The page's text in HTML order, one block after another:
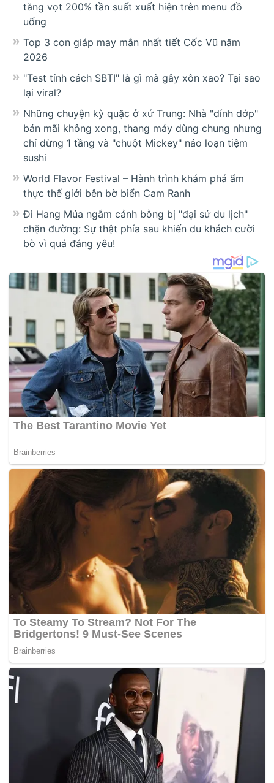
tăng vọt 200% tần suất xuất hiện trên menu đồ
uống
Top 3 con giáp may mắn nhất tiết Cốc Vũ năm
2026
"Test tính cách SBTI" là gì mà gây xôn xao? Tại sao
lại viral?
Những chuyện kỳ quặc ở xứ Trung: Nhà "dính dớp"
bán mãi không xong, thang máy dùng chung nhưng
chỉ dừng 1 tầng và "chuột Mickey" náo loạn tiệm
sushi
World Flavor Festival – Hành trình khám phá ẩm
thực thế giới bên bờ biển Cam Ranh
Đi Hang Múa ngắm cảnh bỗng bị "đại sứ du lịch"
chặn đường: Sự thật phía sau khiến du khách cười
bò vì quá đáng yêu!